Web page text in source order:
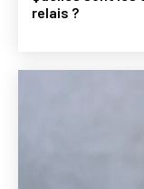
relais ?